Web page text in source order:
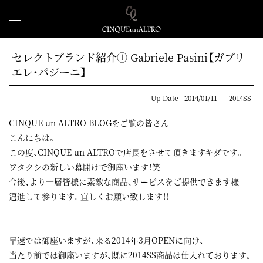
セレクトブランド紹介① Gabriele Pasini【ガブリ
エレ・パジーニ】
Up Date 2014/01/11 2014SS
CINQUE un ALTRO BLOGをご覧の皆さん
こんにちは。
この度、CINQUE un ALTROで店長をさせて頂きますキダです。
ワタクシの新しい幕開けで御座います！笑
今後、より一層皆様に素敵な商品、サービスをご提供できます様
邁進して参ります。宜しくお願い致します！！
早速では御座いますが、来る2014年3月OPENに向け、
当たり前では御座いますが、既に2014SS商品は仕入れております。